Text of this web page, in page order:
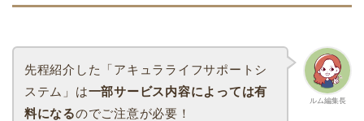
ルム編集長
先程紹介した「アキュラライフサポートシ
ステム」は一部サービス内容によっては有
料になるのでご注意が必要！